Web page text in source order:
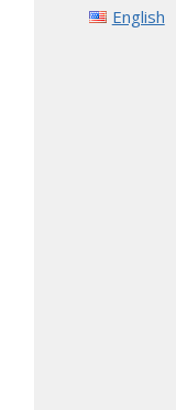
English